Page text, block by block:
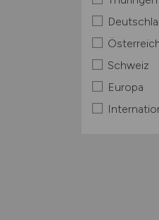
Schweiz
Europa